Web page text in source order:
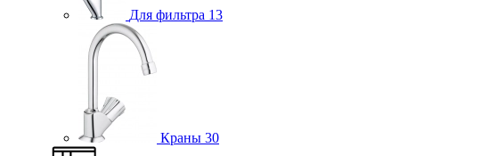
Для фильтра 13
Краны 30